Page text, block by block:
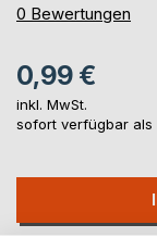
0%
0 Bewertungen
0,99 €
inkl. MwSt.
sofort verfügbar als